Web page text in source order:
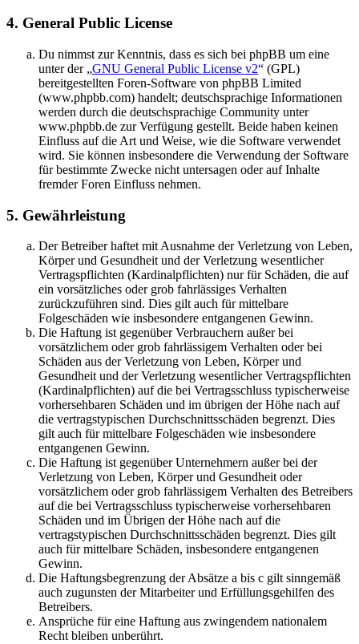
4. General Public License
Du nimmst zur Kenntnis, dass es sich bei phpBB um eine
unter der „GNU General Public License v2“ (GPL)
bereitgestellten Foren-Software von phpBB Limited
(www.phpbb.com) handelt; deutschsprachige Informationen
werden durch die deutschsprachige Community unter
www.phpbb.de zur Verfügung gestellt. Beide haben keinen
Einfluss auf die Art und Weise, wie die Software verwendet
wird. Sie können insbesondere die Verwendung der Software
für bestimmte Zwecke nicht untersagen oder auf Inhalte
fremder Foren Einfluss nehmen.
5. Gewährleistung
Der Betreiber haftet mit Ausnahme der Verletzung von Leben,
Körper und Gesundheit und der Verletzung wesentlicher
Vertragspflichten (Kardinalpflichten) nur für Schäden, die auf
ein vorsätzliches oder grob fahrlässiges Verhalten
zurückzuführen sind. Dies gilt auch für mittelbare
Folgeschäden wie insbesondere entgangenen Gewinn.
Die Haftung ist gegenüber Verbrauchern außer bei
vorsätzlichem oder grob fahrlässigem Verhalten oder bei
Schäden aus der Verletzung von Leben, Körper und
Gesundheit und der Verletzung wesentlicher Vertragspflichten
(Kardinalpflichten) auf die bei Vertragsschluss typischerweise
vorhersehbaren Schäden und im übrigen der Höhe nach auf
die vertragstypischen Durchschnittsschäden begrenzt. Dies
gilt auch für mittelbare Folgeschäden wie insbesondere
entgangenen Gewinn.
Die Haftung ist gegenüber Unternehmern außer bei der
Verletzung von Leben, Körper und Gesundheit oder
vorsätzlichem oder grob fahrlässigem Verhalten des Betreibers
auf die bei Vertragsschluss typischerweise vorhersehbaren
Schäden und im Übrigen der Höhe nach auf die
vertragstypischen Durchschnittsschäden begrenzt. Dies gilt
auch für mittelbare Schäden, insbesondere entgangenen
Gewinn.
Die Haftungsbegrenzung der Absätze a bis c gilt sinngemäß
auch zugunsten der Mitarbeiter und Erfüllungsgehilfen des
Betreibers.
Ansprüche für eine Haftung aus zwingendem nationalem
Recht bleiben unberührt.